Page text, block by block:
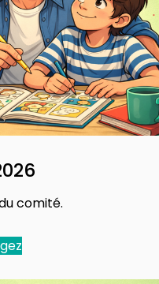
comité.